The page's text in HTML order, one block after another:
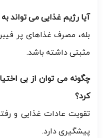
آیا رژیم غذایی می تواند
بله، مصرف غذاهای پر
مثبتی داشته باشد.
چگونه می توان از بی
کرد؟
تقویت عادات غذایی و
پیشگیری دارد.